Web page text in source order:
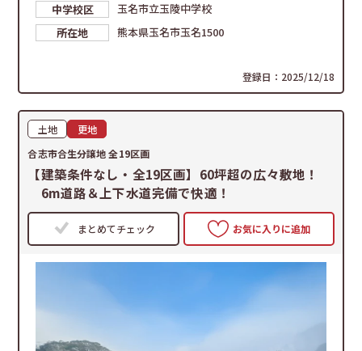
中学校区
玉名市立玉陵中学校
所在地
熊本県玉名市玉名1500
登録日：2025/12/18
土地
更地
合志市合生分譲地 全19区画
【建築条件なし・全19区画】60坪超の広々敷地！
6m道路＆上下水道完備で快適！
まとめてチェック お気に入りに追加